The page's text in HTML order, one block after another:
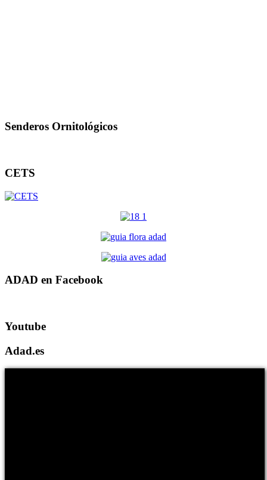
Senderos Ornitológicos
CETS
ADAD en Facebook
Youtube
Adad.es